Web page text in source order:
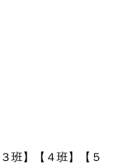
班】【４班】【５